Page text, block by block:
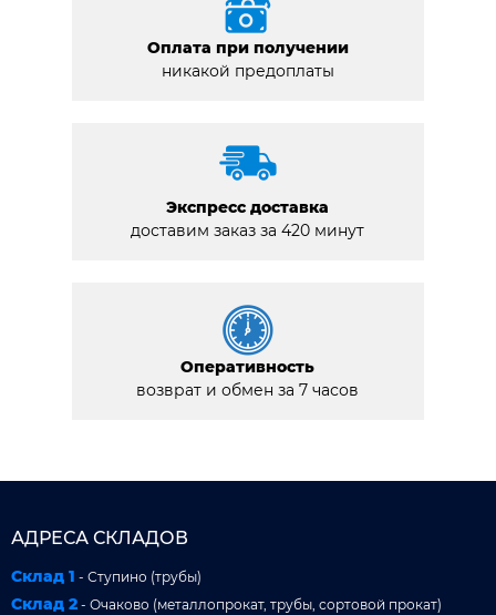
Оплата при получении
никакой предоплаты
Экспресс доставка
доставим заказ за 420 минут
Оперативность
возврат и обмен за 7 часов
АДРЕСА СКЛАДОВ
Склад 1 - Ступино (трубы)
Склад 2 - Очаково (металлопрокат, трубы, сортовой прокат)